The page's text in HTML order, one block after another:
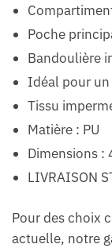
Poche
Bandoulière
Idéal pour
Tissu
Matière : PU
Dimensions :
LIVRAISON
Pour des choix
actuelle, notre